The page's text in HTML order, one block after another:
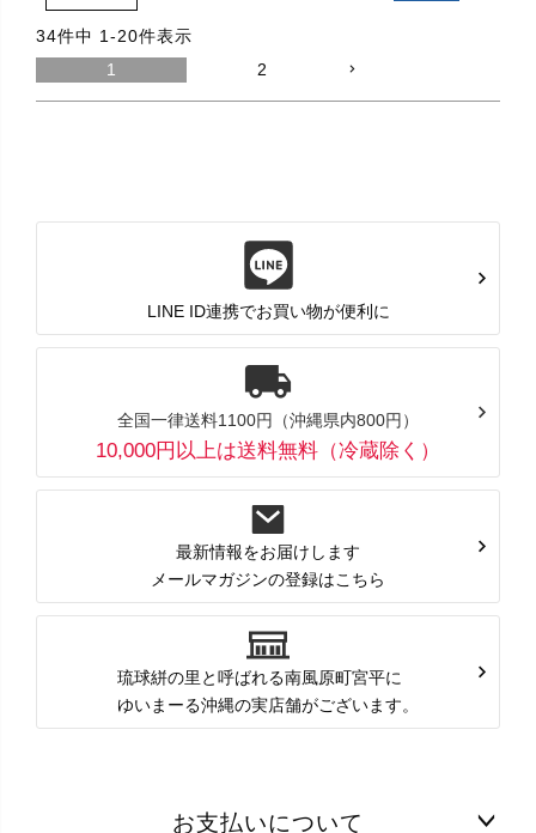
34件中 1 -20件表示
1
2
LINE ID連携でお買い物が便利に
全国一律送料1100円（沖縄県内800円）
10,000円以上は送料無料（冷蔵除く）
最新情報をお届けします
メールマガジンの登録はこちら
琉球絣の里と呼ばれる南風原町宮平に
ゆいまーる沖縄の実店舗がございます。
お支払いについて